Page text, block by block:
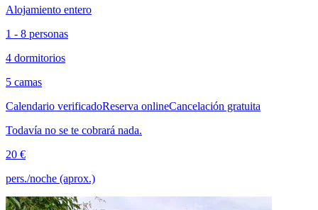
Alojamiento entero
1 - 8 personas
4 dormitorios
5 camas
Calendario verificadoReserva onlineCancelación gratuita
Todavía no se te cobrará nada.
20 €
pers./noche (aprox.)